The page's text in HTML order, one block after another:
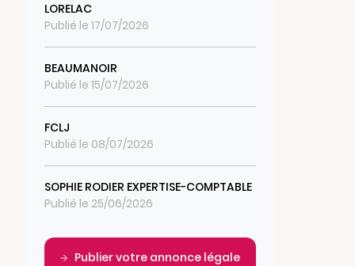
LORELAC
Publié le 17/07/2026
BEAUMANOIR
Publié le 15/07/2026
FCLJ
Publié le 08/07/2026
SOPHIE RODIER EXPERTISE-COMPTABLE
Publié le 25/06/2026
Publier votre annonce légale